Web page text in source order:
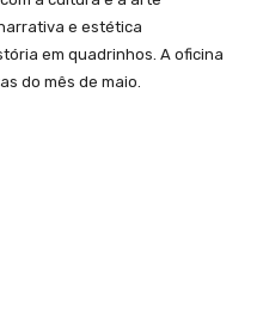
e estética
em quadrinhos. A oficina
do mês de maio.